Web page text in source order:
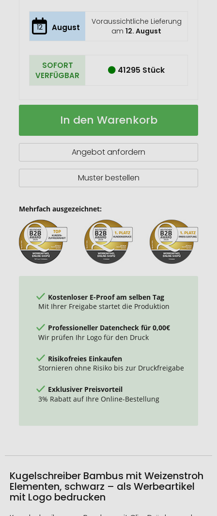
12 August
Voraussichtliche Lieferung
am12. August
SOFORT
VERFÜGBAR
41295 Stück
Kugelschreiber
Weizenstroh
Auf
In den Warenkorb
Angebot anfordern
Muster bestellen
Mehrfach ausgezeichnet:
Kostenloser E-Proof am selben Tag
Mit Ihrer Freigabe startet die Produktion
Professioneller Datencheck für 0,00€
Wir prüfen Ihr Logo für den Druck
Risikofreies Einkaufen
Stornieren ohne Risiko bis zur Druckfreigabe
Exklusiver Preisvorteil
3% Rabatt auf Ihre Online-Bestellung
Kugelschreiber Bambus mit Weizenstroh
Elementen, schwarz – als Werbeartikel
mit Logo bedrucken